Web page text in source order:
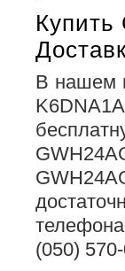
Купить
В нашем
(050)